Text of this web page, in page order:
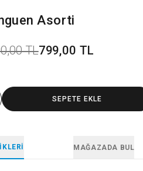
Asorti
TL799,00 TL
SEPETE EKLE
MAĞAZADA BUL